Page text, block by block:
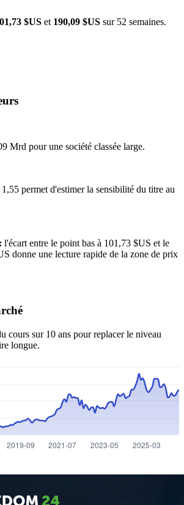
$US et 190,09 $US sur 52 semaines.
Mrd pour une société classée large.
permet d'estimer la sensibilité du titre au
l'écart entre le point bas à 101,73 $US et le
donne une lecture rapide de la zone de prix
cours sur 10 ans pour replacer le niveau
longue.